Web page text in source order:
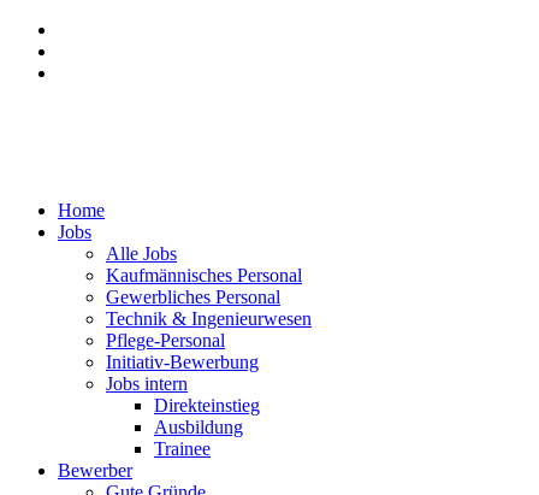
Home
Jobs
Alle Jobs
Kaufmännisches Personal
Gewerbliches Personal
Technik & Ingenieurwesen
Pflege-Personal
Initiativ-Bewerbung
Jobs intern
Direkteinstieg
Ausbildung
Trainee
Bewerber